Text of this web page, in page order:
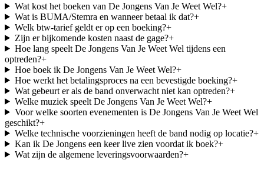
Wat kost het boeken van De Jongens Van Je Weet Wel?+
Wat is BUMA/Stemra en wanneer betaal ik dat?+
Welk btw-tarief geldt er op een boeking?+
Zijn er bijkomende kosten naast de gage?+
Hoe lang speelt De Jongens Van Je Weet Wel tijdens een
optreden?+
Hoe boek ik De Jongens Van Je Weet Wel?+
Hoe werkt het betalingsproces na een bevestigde boeking?+
Wat gebeurt er als de band onverwacht niet kan optreden?+
Welke muziek speelt De Jongens Van Je Weet Wel?+
Voor welke soorten evenementen is De Jongens Van Je Weet Wel
geschikt?+
Welke technische voorzieningen heeft de band nodig op locatie?+
Kan ik De Jongens een keer live zien voordat ik boek?+
Wat zijn de algemene leveringsvoorwaarden?+